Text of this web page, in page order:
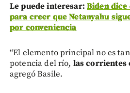
Le puede interesar: Biden dice
para creer que Netanyahu
por conveniencia
“El elemento principal no es
potencia del río, las corrientes
agregó Basile.